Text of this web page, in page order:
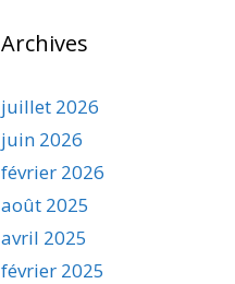
Archives
juillet 2026
juin 2026
février 2026
août 2025
avril 2025
février 2025